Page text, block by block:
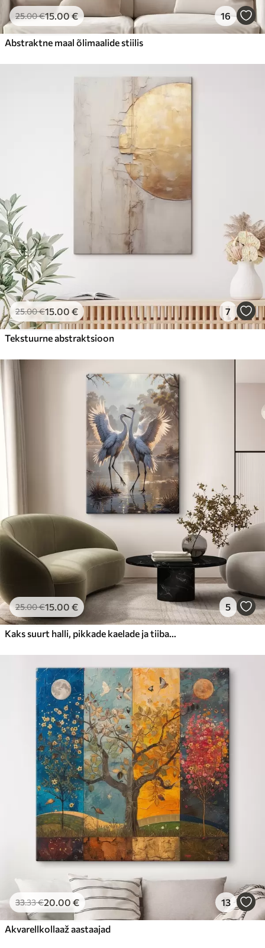
25.00€15.00€ 16
Abstraktne maal õlimaalide stiilis
25.00€15.00 € 7
Tekstuurne abstraktsioon
25.00€15.00 € 5
Kaks suurt halli, pikkade kaelade ja tiibadega kraanat, mis seisavad puudest ümbritsetud udujärves
33.33€20.00 € 13
Akvarellkollaaž aastaajad